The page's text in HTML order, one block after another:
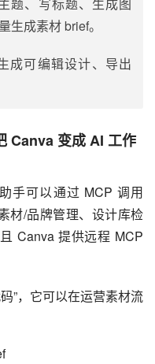
生成素材 brief。
成可编辑设计、导出
Canva 变成 AI 工作
手可以通过 MCP 调用
材/品牌管理、设计库检
Canva 提供远程 MCP
”，它可以在运营素材流